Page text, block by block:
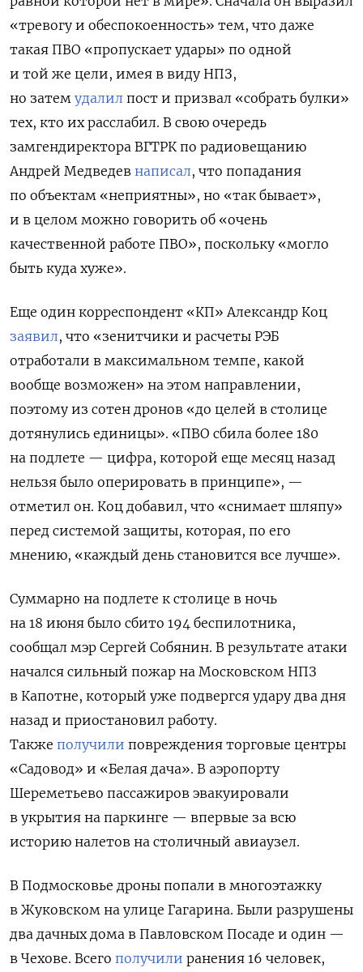
«тревогу и обеспокоенность» тем, что даже
такая ПВО «пропускает удары» по одной
и той же цели, имея в виду НПЗ,
но затем удалил пост и призвал «собрать булки»
тех, кто их расслабил. В свою очередь
замгендиректора ВГТРК по радиовещанию
Андрей Медведев написал, что попадания
по объектам «неприятны», но «так бывает»,
и в целом можно говорить об «очень
качественной работе ПВО», поскольку «могло
быть куда хуже».
Еще один корреспондент «КП»Александр Коц
заявил, что «зенитчики и расчеты РЭБ
отработали в максимальном темпе, какой
вообще возможен» на этом направлении,
поэтому из сотен дронов «до целей в столице
дотянулись единицы». «ПВО сбила более 180
на подлете — цифра, которой еще месяц назад
нельзя было оперировать в принципе», —
отметил он. Коц добавил, что «снимает шляпу»
перед системой защиты, которая, по его
мнению, «каждый день становится все лучше».
Суммарно на подлете к столице в ночь
на 18 июня было сбито 194 беспилотника,
сообщал мэр Сергей Собянин. В результате атаки
начался сильный пожар на Московском НПЗ
в Капотне, который уже подвергся удару два дня
назад и приостановил работу.
Также получили повреждения торговые центры
«Садовод» и «Белая дача». В аэропорту
Шереметьево пассажиров эвакуировали
в укрытия на паркинге — впервые за всю
историю налетов на столичный авиаузел.
В Подмосковье дроны попали в многоэтажку
в Жуковском на улице Гагарина. Были разрушены
два дачных дома в Павловском Посаде и один —
в Чехове. Всего получили ранения 16 человек,